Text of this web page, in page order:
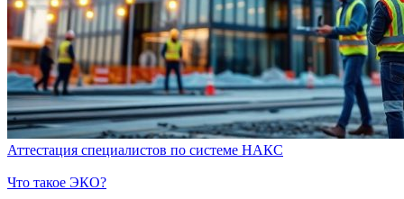
Аттестация специалистов по системе НАКС
Что такое ЭКО?